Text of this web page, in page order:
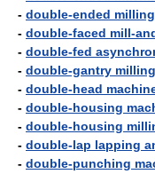
- double-ended
- double-faced mill-
- double-fed
- double-gantry
- double-head
- double-housing
- double-housing
- double-lap lapping
- double-punching